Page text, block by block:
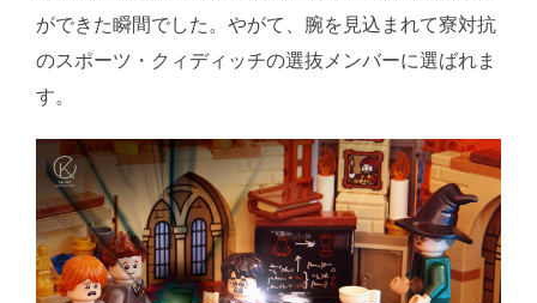
ができた瞬間でした。やがて、腕を見込まれて寮対抗
のスポーツ・クィディッチの選抜メンバーに選ばれま
す。